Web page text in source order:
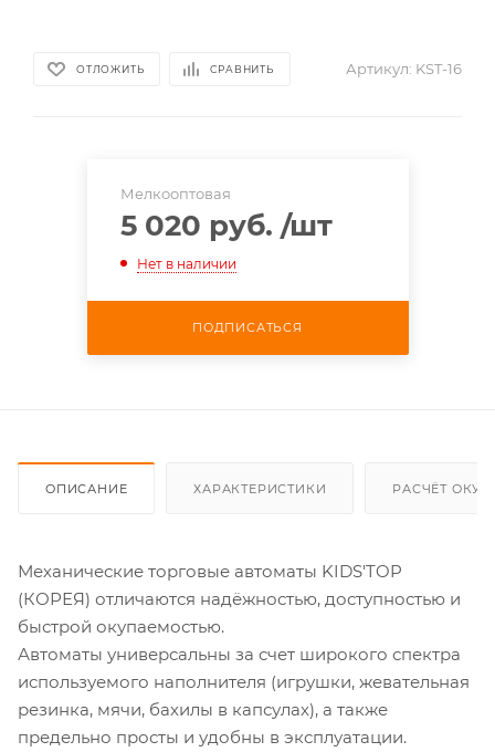
ОТЛОЖИТЬ СРАВНИТЬ Артикул: KST-16
Мелкооптовая
5 020 руб. /шт
Нет в наличии
ПОДПИСАТЬСЯ
ОПИСАНИЕ ХАРАКТЕРИСТИКИ РАСЧЁТ
Механические торговые автоматы KIDS'TOP
(КОРЕЯ) отличаются надёжностью, доступностью и
быстрой окупаемостью.
Автоматы универсальны за счет широкого спектра
используемого наполнителя (игрушки, жевательная
резинка, мячи, бахилы в капсулах), а также
предельно просты и удобны в эксплуатации.